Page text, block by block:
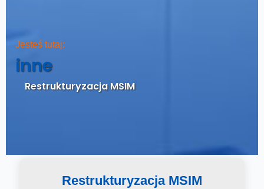
Jesteś tutaj:
inne
Restrukturyzacja MSIM
Restrukturyzacja MSIM